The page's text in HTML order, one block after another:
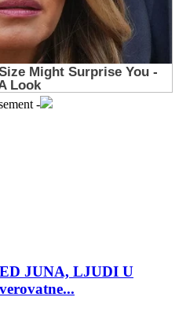
-
JUNA, LJUDI U